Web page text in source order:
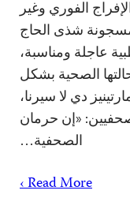
الفوري وغير
شذى الحاج
عاجلة ومناسبة،
الصحية بشكل
دي لا سيرنا،
«إن حرمان
الصحفية…
Read More ›